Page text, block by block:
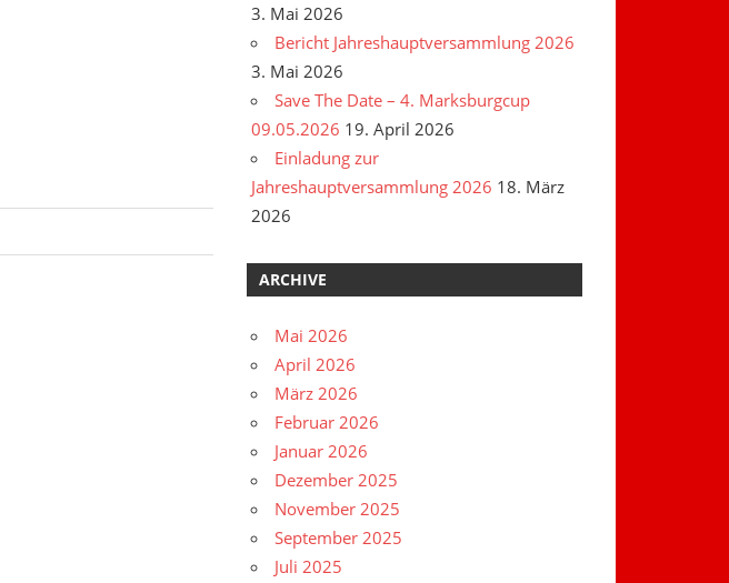
3. Mai 2026
Bericht Jahreshauptversammlung 2026
3. Mai 2026
Save The Date – 4. Marksburgcup
09.05.2026 19. April 2026
Einladung zur
Jahreshauptversammlung 2026 18. März
2026
ARCHIVE
Mai 2026
April 2026
März 2026
Februar 2026
Januar 2026
Dezember 2025
November 2025
September 2025
Juli 2025